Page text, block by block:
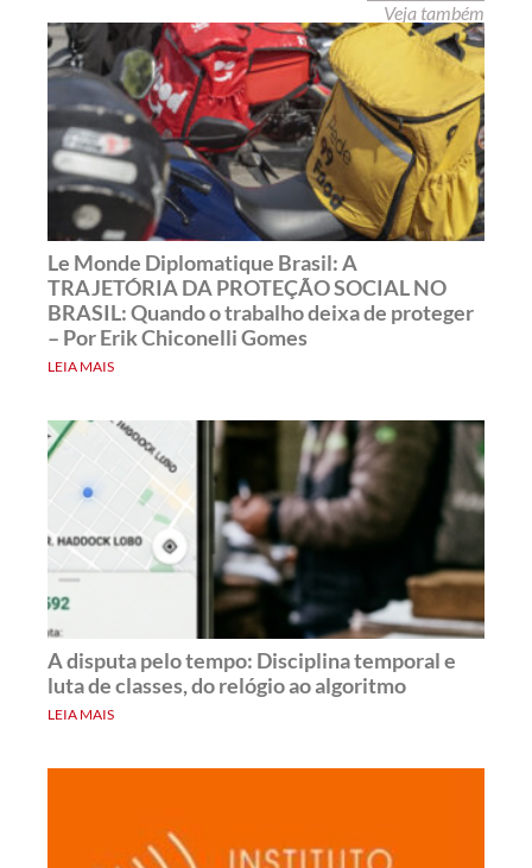
Veja também
Le Monde Diplomatique Brasil: A
TRAJETÓRIA DA PROTEÇÃO SOCIAL NO
BRASIL: Quando o trabalho deixa de proteger
– Por Erik Chiconelli Gomes
LEIA MAIS
A disputa pelo tempo: Disciplina temporal e
luta de classes, do relógio ao algoritmo
LEIA MAIS